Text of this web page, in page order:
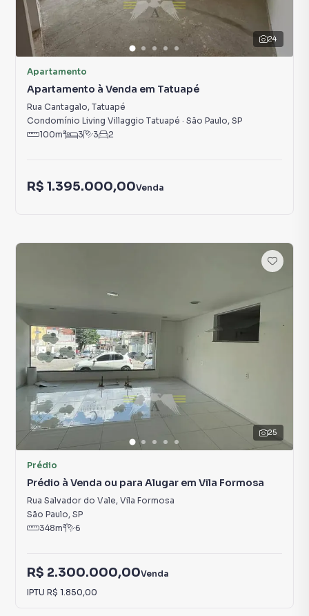
24
Apartamento
Apartamento à Venda em Tatuapé
Rua Cantagalo, Tatuapé
Condomínio Living Villaggio Tatuapé · São Paulo, SP
100m² 3 3 2
R$ 1.395.000,00Venda
25
Prédio
Prédio à Venda ou para Alugar em Vila Formosa
Rua Salvador do Vale, Vila Formosa
São Paulo, SP
348m² 6
R$ 2.300.000,00Venda
IPTU R$ 1.850,00